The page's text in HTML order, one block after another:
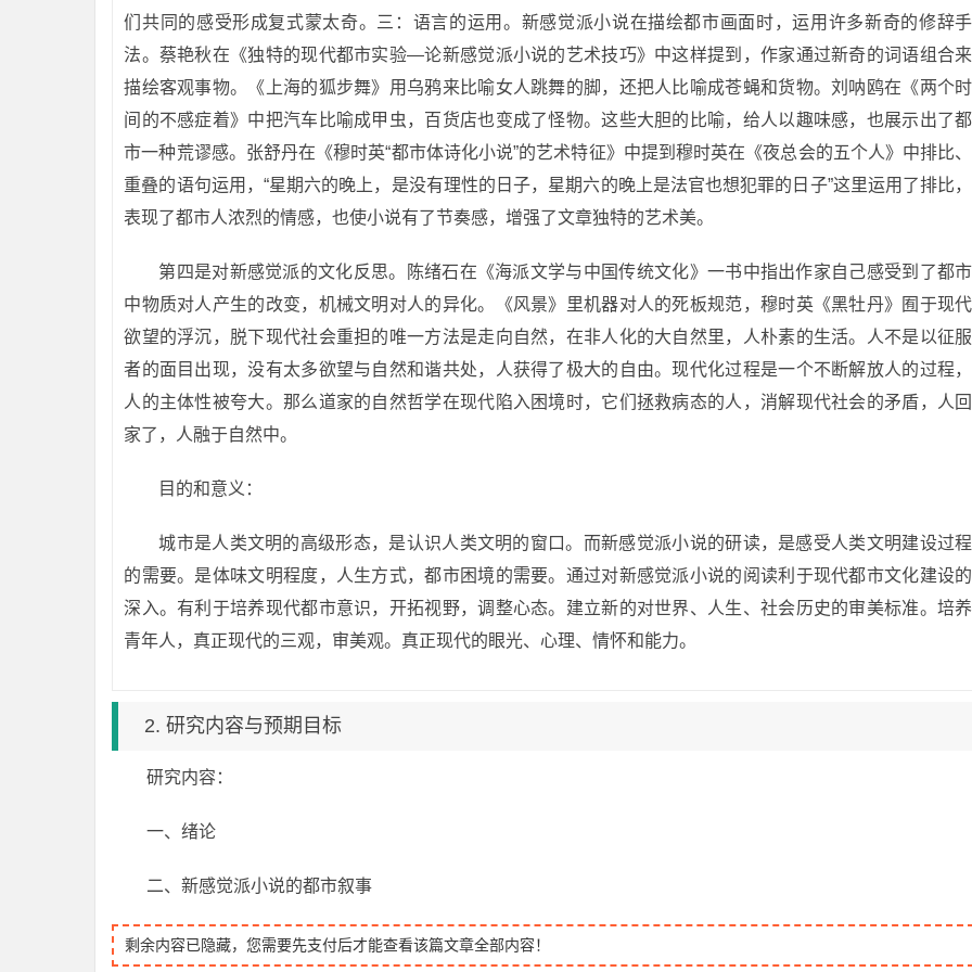
们共同的感受形成复式蒙太奇。三：语言的运用。新感觉派小说在描绘都市画面时，运用许多新奇的修辞手
法。蔡艳秋在《独特的现代都市实验—论新感觉派小说的艺术技巧》中这样提到，作家通过新奇的词语组合来
描绘客观事物。《上海的狐步舞》用乌鸦来比喻女人跳舞的脚，还把人比喻成苍蝇和货物。刘呐鸥在《两个时
间的不感症着》中把汽车比喻成甲虫，百货店也变成了怪物。这些大胆的比喻，给人以趣味感，也展示出了都
市一种荒谬感。张舒丹在《穆时英“都市体诗化小说”的艺术特征》中提到穆时英在《夜总会的五个人》中排比、
重叠的语句运用，“星期六的晚上，是没有理性的日子，星期六的晚上是法官也想犯罪的日子”这里运用了排比，
表现了都市人浓烈的情感，也使小说有了节奏感，增强了文章独特的艺术美。
第四是对新感觉派的文化反思。陈绪石在《海派文学与中国传统文化》一书中指出作家自己感受到了都市
中物质对人产生的改变，机械文明对人的异化。《风景》里机器对人的死板规范，穆时英《黑牡丹》囿于现代
欲望的浮沉，脱下现代社会重担的唯一方法是走向自然，在非人化的大自然里，人朴素的生活。人不是以征服
者的面目出现，没有太多欲望与自然和谐共处，人获得了极大的自由。现代化过程是一个不断解放人的过程，
人的主体性被夸大。那么道家的自然哲学在现代陷入困境时，它们拯救病态的人，消解现代社会的矛盾，人回
家了，人融于自然中。
目的和意义：
城市是人类文明的高级形态，是认识人类文明的窗口。而新感觉派小说的研读，是感受人类文明建设过程
的需要。是体味文明程度，人生方式，都市困境的需要。通过对新感觉派小说的阅读利于现代都市文化建设的
深入。有利于培养现代都市意识，开拓视野，调整心态。建立新的对世界、人生、社会历史的审美标准。培养
青年人，真正现代的三观，审美观。真正现代的眼光、心理、情怀和能力。
2. 研究内容与预期目标
研究内容：
一、绪论
二、新感觉派小说的都市叙事
剩余内容已隐藏，您需要先支付后才能查看该篇文章全部内容！